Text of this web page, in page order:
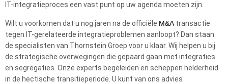
IT-integratieproces een vast punt op uw agenda moeten zijn.
Wilt u voorkomen dat u nog jaren na de officiële M&Atransactie
tegen IT-gerelateerde integratieproblemen aanloopt? Dan staan
de specialisten van Thornstein Groep voor u klaar. Wij helpen u bij
de strategische overwegingen die gepaard gaan met integraties
en segregaties. Onze experts begeleiden en scheppen helderheid
in de hectische transitieperiode. U kunt van ons advies